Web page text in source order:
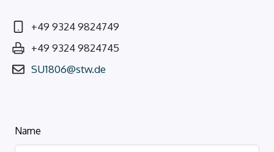
+49 9324 9824749
+49 9324 9824745
SU1806@stw.de
Lass
dieses
Name